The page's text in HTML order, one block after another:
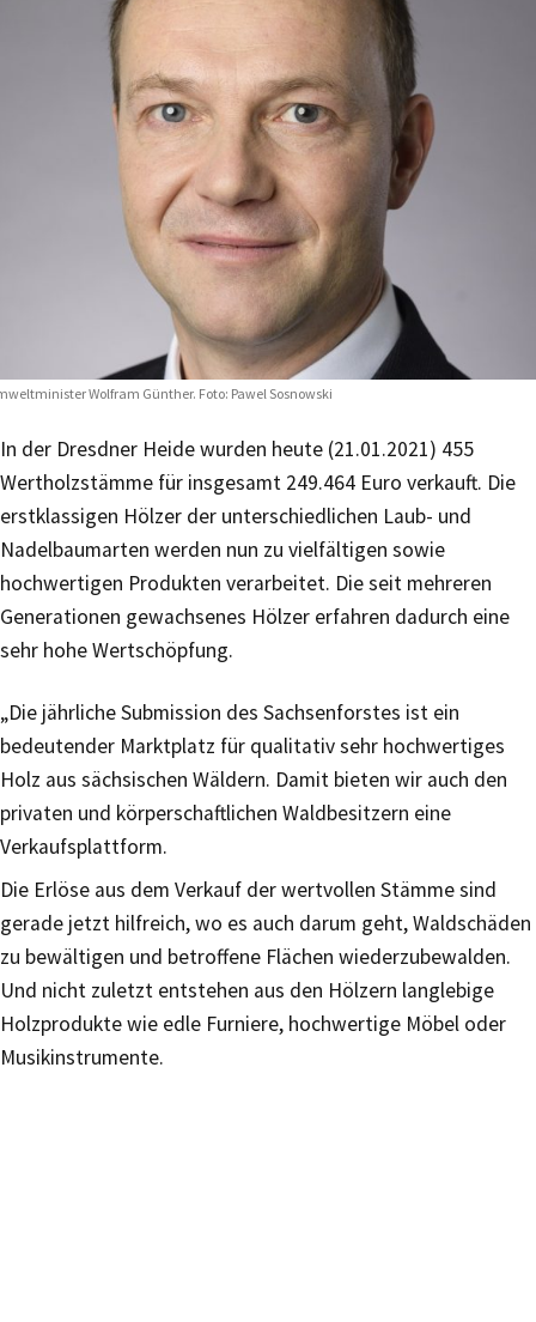
Wolfram Günther. Foto: Pawel Sosnowski
In der Dresdner Heide wurden heute (21.01.2021) 455
Wertholzstämme für insgesamt 249.464 Euro verkauft. Die
erstklassigen Hölzer der unterschiedlichen Laub- und
Nadelbaumarten werden nun zu vielfältigen sowie
hochwertigen Produkten verarbeitet. Die seit mehreren
Generationen gewachsenes Hölzer erfahren dadurch eine
sehr hohe Wertschöpfung.
„Die jährliche Submission des Sachsenforstes ist ein
bedeutender Marktplatz für qualitativ sehr hochwertiges
Holz aus sächsischen Wäldern. Damit bieten wir auch den
privaten und körperschaftlichen Waldbesitzern eine
Verkaufsplattform.
Die Erlöse aus dem Verkauf der wertvollen Stämme sind
gerade jetzt hilfreich, wo es auch darum geht, Waldschäden
zu bewältigen und betroffene Flächen wiederzubewalden.
Und nicht zuletzt entstehen aus den Hölzern langlebige
Holzprodukte wie edle Furniere, hochwertige Möbel oder
Musikinstrumente.